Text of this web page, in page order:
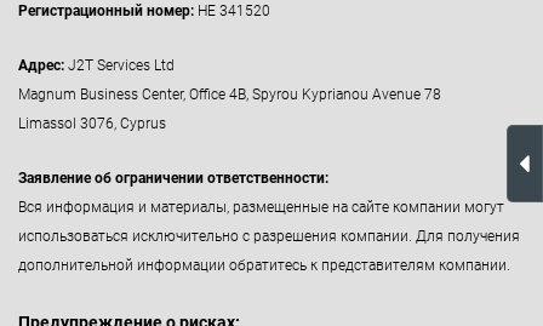
Регистрационный номер: HE 341520
Адрес: J2T Services Ltd
Magnum Business Center, Office 4B, Spyrou Kyprianou Avenue 78
Limassol 3076, Cyprus
Заявление об ограничении ответственности:
Вся информация и материалы, размещенные на сайте компании могут
использоваться исключительно с разрешения компании. Для получения
дополнительной информации обратитесь к представителям компании.
Предупреждение о рисках: